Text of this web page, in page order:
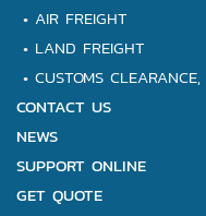
• AIR FREIGHT
• LAND FREIGHT
• CUSTOMS CLEARANCE,
CONTACT US
NEWS
SUPPORT ONLINE
GET QUOTE